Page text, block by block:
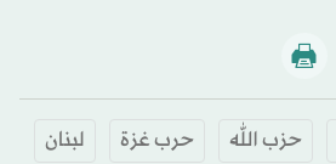
حزب الله حرب غزة لبنان